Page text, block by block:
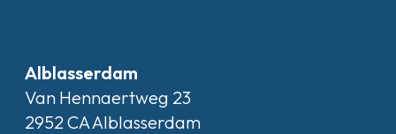
Alblasserdam
Van Hennaertweg 23
2952 CA Alblasserdam